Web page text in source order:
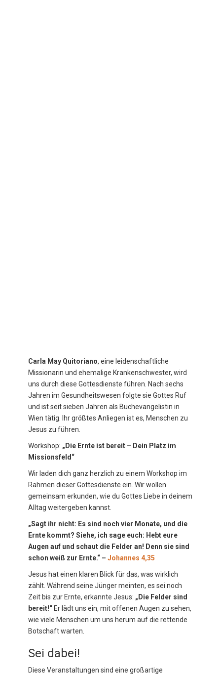
Carla May Quitoriano, eine leidenschaftliche
Missionarin und ehemalige Krankenschwester, wird
uns durch diese Gottesdienste führen. Nach sechs
Jahren im Gesundheitswesen folgte sie Gottes Ruf
und ist seit sieben Jahren als Buchevangelistin in
Wien tätig. Ihr größtes Anliegen ist es, Menschen zu
Jesus zu führen.
Workshop: „Die Ernte ist bereit – Dein Platz im
Missionsfeld“
Wir laden dich ganz herzlich zu einem Workshop im
Rahmen dieser Gottesdienste ein. Wir wollen
gemeinsam erkunden, wie du Gottes Liebe in deinem
Alltag weitergeben kannst.
„Sagt ihr nicht: Es sind noch vier Monate, und die
Ernte kommt? Siehe, ich sage euch: Hebt eure
Augen auf und schaut die Felder an! Denn sie sind
schon weiß zur Ernte.“ – Johannes 4,35
Jesus hat einen klaren Blick für das, was wirklich
zählt. Während seine Jünger meinten, es sei noch
Zeit bis zur Ernte, erkannte Jesus: „Die Felder sind
bereit!“Er lädt uns ein, mit offenen Augen zu sehen,
wie viele Menschen um uns herum auf die rettende
Botschaft warten.
Sei dabei!
Diese Veranstaltungen sind eine großartige